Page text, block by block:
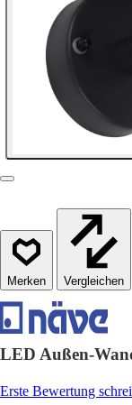
Vergleichen
LED Außen-
Erste Bewertung